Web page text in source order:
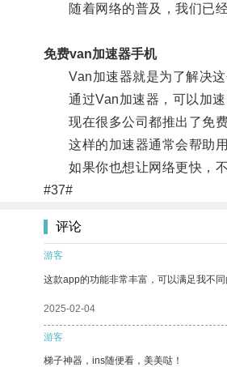
随着网络的普及，我们已经
免费van加速器手机
Van加速器就是为了解决这
通过Van加速器，可以加速
现在很多公司都推出了免费
这样的加速器通常会帮助用
如果你也想让网络更快，不
#37#
评论
游客
这款app的功能非常丰富，可以满足我不同
2025-02-04
游客
梯子神器，ins随便看，美美哒！